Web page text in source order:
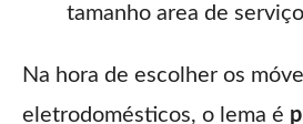
tamanho area de serviço
Na hora de escolher os
eletrodomésticos, o lema é